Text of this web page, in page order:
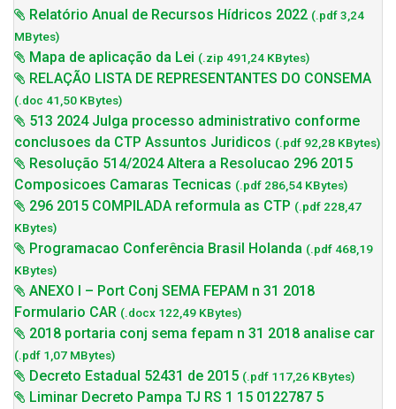
Relatório Anual de Recursos Hídricos 2022 (.pdf 3,24
MBytes)
Mapa de aplicação da Lei (.zip 491,24 KBytes)
RELAÇÃO LISTA DE REPRESENTANTES DO CONSEMA
(.doc 41,50 KBytes)
513 2024 Julga processo administrativo conforme
conclusoes da CTP Assuntos Juridicos (.pdf 92,28 KBytes)
Resolução 514/2024 Altera a Resolucao 296 2015
Composicoes Camaras Tecnicas (.pdf 286,54 KBytes)
296 2015 COMPILADA reformula as CTP (.pdf 228,47
KBytes)
Programacao Conferência Brasil Holanda (.pdf 468,19
KBytes)
ANEXO I – Port Conj SEMA FEPAM n 31 2018
Formulario CAR (.docx 122,49 KBytes)
2018 portaria conj sema fepam n 31 2018 analise car
(.pdf 1,07 MBytes)
Decreto Estadual 52431 de 2015 (.pdf 117,26 KBytes)
Liminar Decreto Pampa TJ RS 1 15 0122787 5